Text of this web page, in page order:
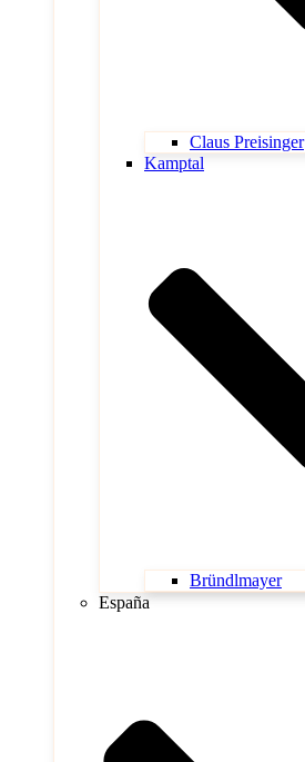
Claus Preisinger
Kamptal
Bründlmayer
España